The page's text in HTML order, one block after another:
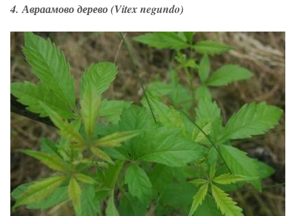
4. Авраамово дерево (Vitex negundo)